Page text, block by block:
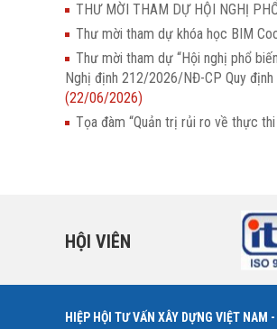
THƯ MỜI THAM DỰ HỘI NGHỊ
Thư mời tham dự khóa học BIM
Thư mời tham dự “Hội nghị phổ
Nghị định 212/2026/NĐ-CP Quy
(22/06/2026)
Tọa đàm “Quản trị rủi ro về thực
HỘI VIÊN
HIỆP HỘI TƯ VẤN XÂY DỰNG VIỆT NAM -